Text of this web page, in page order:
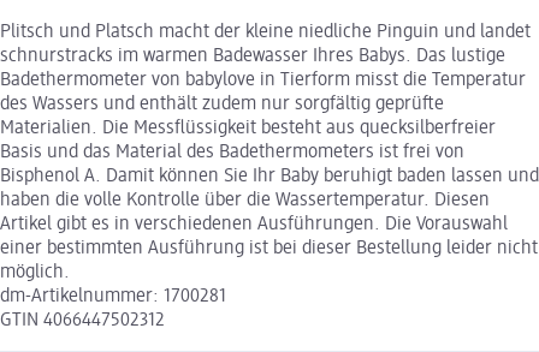
Plitsch und Platsch macht der kleine niedliche Pinguin und landet
schnurstracks im warmen Badewasser Ihres Babys. Das lustige
Badethermometer von babylove in Tierform misst die Temperatur
des Wassers und enthält zudem nur sorgfältig geprüfte
Materialien. Die Messflüssigkeit besteht aus quecksilberfreier
Basis und das Material des Badethermometers ist frei von
Bisphenol A. Damit können Sie Ihr Baby beruhigt baden lassen und
haben die volle Kontrolle über die Wassertemperatur. Diesen
Artikel gibt es in verschiedenen Ausführungen. Die Vorauswahl
einer bestimmten Ausführung ist bei dieser Bestellung leider nicht
möglich.
dm-Artikelnummer: 1700281
GTIN 4066447502312